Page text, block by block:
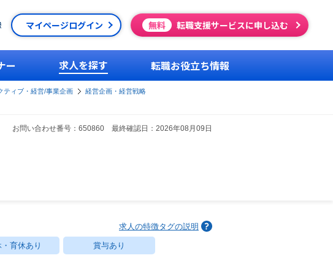
マイページログイン 無料 転職支援サービスに申し込む
ー 求人を探す 転職お役立ち情報
ティブ・経営/事業企画
経営企画・経営戦略
お問い合わせ番号：650860 最終確認日：2026年08月09日
求人の特徴タグの説明
・育休あり 賞与あり